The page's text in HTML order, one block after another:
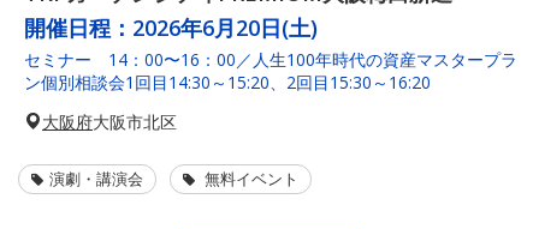
開催日程： 2026年6月20日(土)
セミナー 14：00〜16：00／人生100年時代の資産マスタープラ
ン個別相談会1回目14:30～15:20、2回目15:30～16:20
大阪府大阪市北区
演劇・講演会 無料イベント